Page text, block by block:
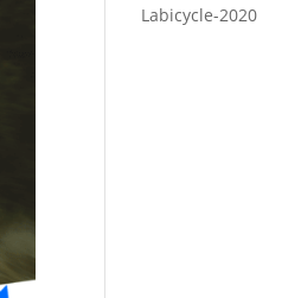
Labicycle-2020